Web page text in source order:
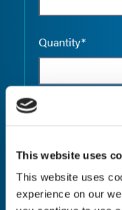
This website uses
This website uses
experience on our
Quantity*
Quantity*